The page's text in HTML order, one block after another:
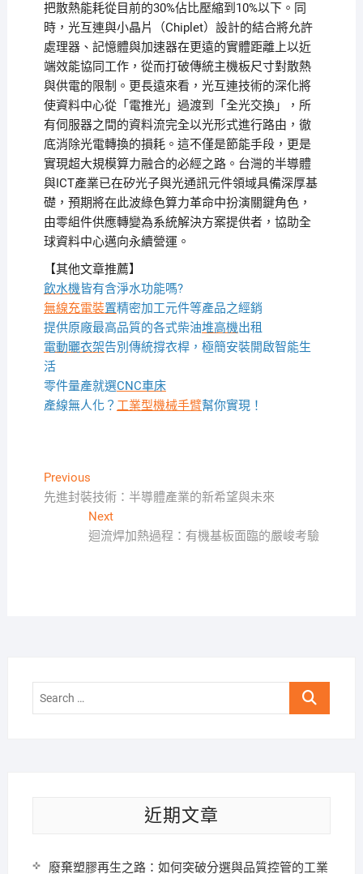
把散熱能耗從目前的30%佔比壓縮到10%以下。同
時，光互連與小晶片（Chiplet）設計的結合將允許
處理器、記憶體與加速器在更遠的實體距離上以近
端效能協同工作，從而打破傳統主機板尺寸對散熱
與供電的限制。更長遠來看，光互連技術的深化將
使資料中心從「電推光」過渡到「全光交換」，所
有伺服器之間的資料流完全以光形式進行路由，徹
底消除光電轉換的損耗。這不僅是節能手段，更是
實現超大規模算力融合的必經之路。台灣的半導體
與ICT產業已在矽光子與光通訊元件領域具備深厚基
礎，預期將在此波綠色算力革命中扮演關鍵角色，
由零組件供應轉變為系統解決方案提供者，協助全
球資料中心邁向永續營運。
【其他文章推薦】
飲水機皆有含淨水功能嗎?
無線充電裝置精密加工元件等產品之經銷
提供原廠最高品質的各式柴油堆高機出租
電動曬衣架告別傳統撐衣桿，極簡安裝開啟智能生
活
零件量產就選CNC車床
產線無人化？ 工業型機械手臂幫你實現！
文
章
PreviousPrevious
post:
先進封裝技術：半導體產業的新希望與未來
NextNext
post:
迴流焊加熱過程：有機基板面臨的嚴峻考驗
Search
近期文章
廢棄塑膠再生之路：如何突破分選與品質控管的工業